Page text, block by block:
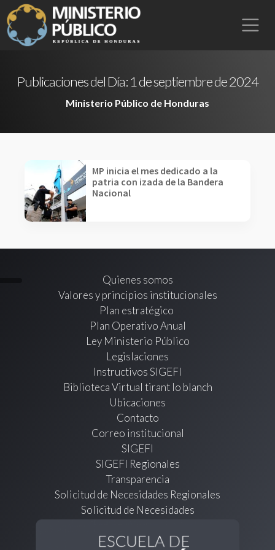
Publicaciones del Día:1 de septiembre de 2024
Ministerio Público de Honduras
MP inicia el mes dedicado a la
patria con izada de la Bandera
Nacional
Quienes somos
Valores y principios institucionales
Plan estratégico
Plan Operativo Anual
Ley Ministerio Público
Legislaciones
Instructivos SIGEFI
Biblioteca Virtual tirant lo blanch
Ubicaciones
Contacto
Correo institucional
SIGEFI
SIGEFI Regionales
Transparencia
Solicitud de Necesidades Regionales
Solicitud de Necesidades